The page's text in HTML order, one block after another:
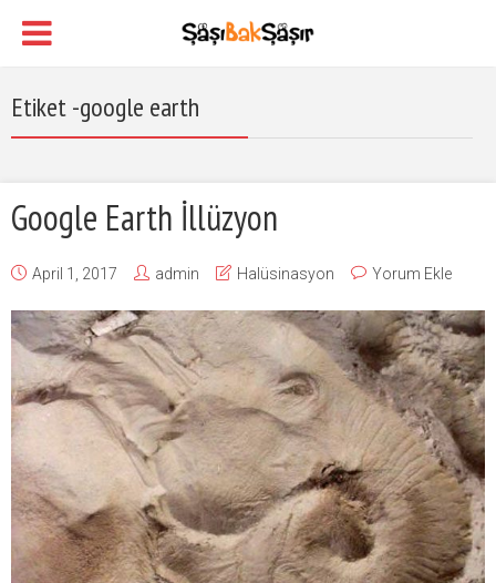
Etiket -google earth
Google Earth İllüzyon
April 1, 2017 admin Halüsinasyon Yorum Ekle